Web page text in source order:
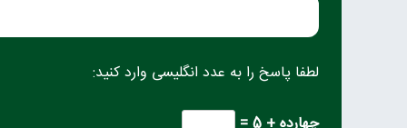
لطفا پاسخ را به عدد انگلیسی وارد کنید: